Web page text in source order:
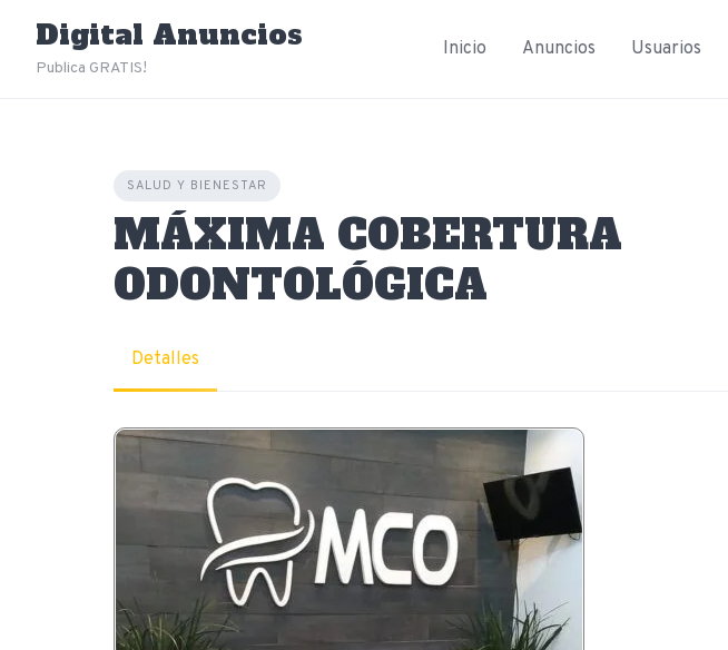
content
Digital Anuncios
Publica GRATIS!
Inicio Anuncios Usuarios
SALUD Y BIENESTAR
MÁXIMA COBERTURA
ODONTOLÓGICA
Detalles